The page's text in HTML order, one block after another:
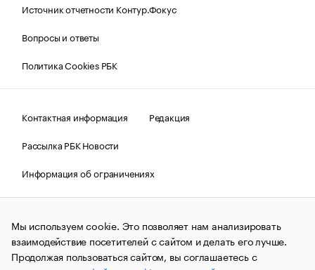
Источник отчетности Контур.Фокус
Вопросы и ответы
Политика Cookies РБК
Контактная информация
Редакция
Рассылка РБК Новости
Информация об ограничениях
Правовая информация
О соблюдении авторских прав
© АО «РОСБИЗНЕСКОНСАЛТИНГ»,1995–2026.Сообщения
и материалы информационного агентства «РБК»
(зарегистрировано Федеральной службой по надзору в сфере
связи, информационных технологий и массовых
Мы используем cookie. Это позволяет нам анализировать
взаимодействие посетителей с сайтом и делать его лучше.
Продолжая пользоваться сайтом, вы соглашаетесь с